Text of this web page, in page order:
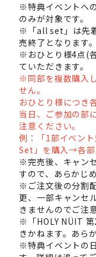
※特典イベントへ
のみが対象です。
※「all set」は先
売終了となります。
※おひとり様4点(
ていただきます。
※同部を複数購入
せん。
おひとり様につき
当日、ご参加の部
注意ください。
例：「1部イベン
Set」を購入→各部
※完売後、キャン
すので、あらかじ
※ご注文後の分割
更、一部キャンセ
きませんのでご注
※「HOLY NÜIT 第
きかねます。あら
※特典イベントの